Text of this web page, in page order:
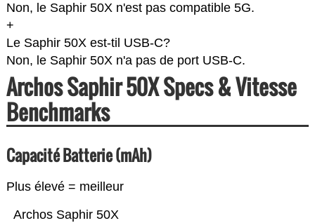
Non, le Saphir 50X n'est pas compatible 5G.
+
Le Saphir 50X est-til USB-C?
Non, le Saphir 50X n'a pas de port USB-C.
Archos Saphir 50X Specs & Vitesse
Benchmarks
Capacité Batterie (mAh)
Plus élevé = meilleur
Archos Saphir 50X